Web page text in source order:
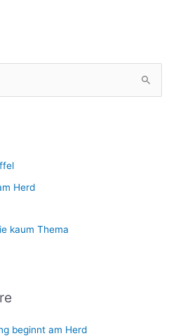
Herd
kaum Thema
beginnt am Herd